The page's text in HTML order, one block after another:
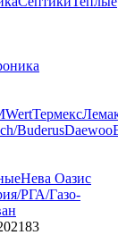
WertТермекс
BuderusDaewoo
Нева Оазис
РГА/Газо-